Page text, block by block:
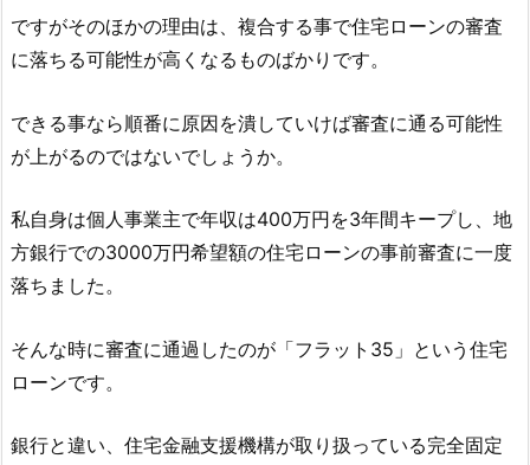
ですがそのほかの理由は、複合する事で住宅ローンの審査
に落ちる可能性が高くなるものばかりです。
できる事なら順番に原因を潰していけば審査に通る可能性
が上がるのではないでしょうか。
私自身は個人事業主で年収は400万円を3年間キープし、地
方銀行での3000万円希望額の住宅ローンの事前審査に一度
落ちました。
そんな時に審査に通過したのが「フラット35」という住宅
ローンです。
銀行と違い、住宅金融支援機構が取り扱っている完全固定